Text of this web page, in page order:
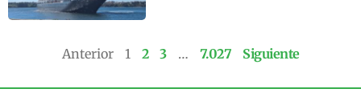
Anterior 1 2 3 … 7.027 Siguiente